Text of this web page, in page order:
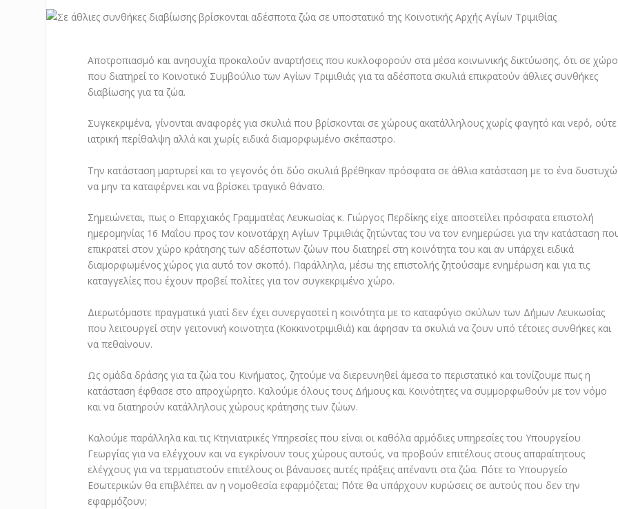
Αποτροπιασμό και ανησυχία προκαλούν αναρτήσεις που κυκλοφορούν στα μέσα κοινωνικής δικτύωσης, ότι σε χώρο
που διατηρεί το Κοινοτικό Συμβούλιο των Αγίων Τριμιθιάς για τα αδέσποτα σκυλιά επικρατούν άθλιες συνθήκες
διαβίωσης για τα ζώα.
Συγκεκριμένα, γίνονται αναφορές για σκυλιά που βρίσκονται σε χώρους ακατάλληλους χωρίς φαγητό και νερό, ούτε
ιατρική περίθαλψη αλλά και χωρίς ειδικά διαμορφωμένο σκέπαστρο.
Την κατάσταση μαρτυρεί και το γεγονός ότι δύο σκυλιά βρέθηκαν πρόσφατα σε άθλια κατάσταση με το ένα
να μην τα καταφέρνει και να βρίσκει τραγικό θάνατο.
Σημειώνεται, πως ο Επαρχιακός Γραμματέας Λευκωσίας κ. Γιώργος Περδίκης είχε αποστείλει πρόσφατα επιστολή
ημερομηνίας 16 Μαΐου προς τον κοινοτάρχη Αγίων Τριμιθιάς ζητώντας του να τον ενημερώσει για την κατάσταση
επικρατεί στον χώρο κράτησης των αδέσποτων ζώων που διατηρεί στη κοινότητα του και αν υπάρχει ειδικά
διαμορφωμένος χώρος για αυτό τον σκοπό). Παράλληλα, μέσω της επιστολής ζητούσαμε ενημέρωση και για τις
καταγγελίες που έχουν προβεί πολίτες για τον συγκεκριμένο χώρο.
Διερωτόμαστε πραγματικά γιατί δεν έχει συνεργαστεί η κοινότητα με το καταφύγιο σκύλων των Δήμων Λευκωσίας
που λειτουργεί στην γειτονική κοινοτητα (Κοκκινοτριμιθιά) και άφησαν τα σκυλιά να ζουν υπό τέτοιες συνθήκες και
να πεθαίνουν.
Ως ομάδα δράσης για τα ζώα του Κινήματος, ζητούμε να διερευνηθεί άμεσα το περιστατικό και τονίζουμε πως η
κατάσταση έφθασε στο απροχώρητο. Καλούμε όλους τους Δήμους και Κοινότητες να συμμορφωθούν με τον νόμο
και να διατηρούν κατάλληλους χώρους κράτησης των ζώων.
Καλούμε παράλληλα και τις Κτηνιατρικές Υπηρεσίες που είναι οι καθόλα αρμόδιες υπηρεσίες του Υπουργείου
Γεωργίας για να ελέγχουν και να εγκρίνουν τους χώρους αυτούς, να προβούν επιτέλους στους απαραίτητους
ελέγχους για να τερματιστούν επιτέλους οι βάναυσες αυτές πράξεις απέναντι στα ζώα. Πότε το Υπουργείο
Εσωτερικών θα επιβλέπει αν η νομοθεσία εφαρμόζεται; Πότε θα υπάρχουν κυρώσεις σε αυτούς που δεν την
εφαρμόζουν;